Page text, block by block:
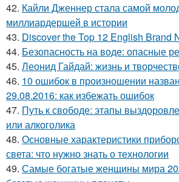
42. Кайли Дженнер стала самой
миллиардершей в истории
43. Discover the Top 12 English Brand
44. Безопасность на воде: опасные
45. Леонид Гайдай: жизнь и
46. 10 ошибок в произношении
29.08.2016: как избежать ошибок
47. Путь к свободе: этапы
или алкоголика
48. Основные характеристики
света: что нужно знать о технологии
49. Самые богатые женщины мира